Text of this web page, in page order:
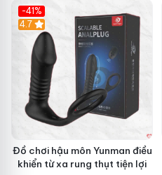
-41%
Hot
4.7
Đồ chơi hậu môn Yunman điều
khiển từ xa rung thụt tiện lợi